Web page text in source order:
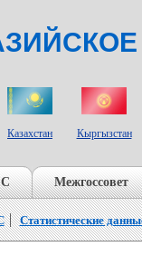
Казахстан Кыргызстан
Межгоссовет
Статистические